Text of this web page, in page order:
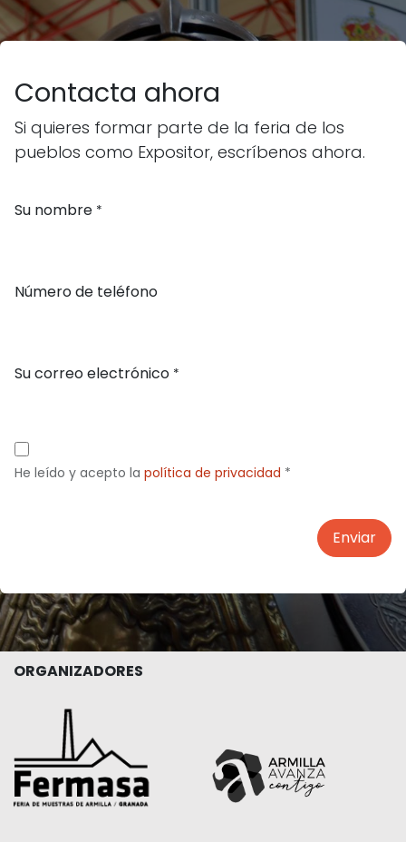
Contacta ahora
Si quieres formar parte de la feria de los
pueblos como Expositor, escríbenos ahora.
Su nombre *
Número de teléfono
Su correo electrónico *
He leído y acepto la política de privacidad *
Enviar
ORGANIZADORES